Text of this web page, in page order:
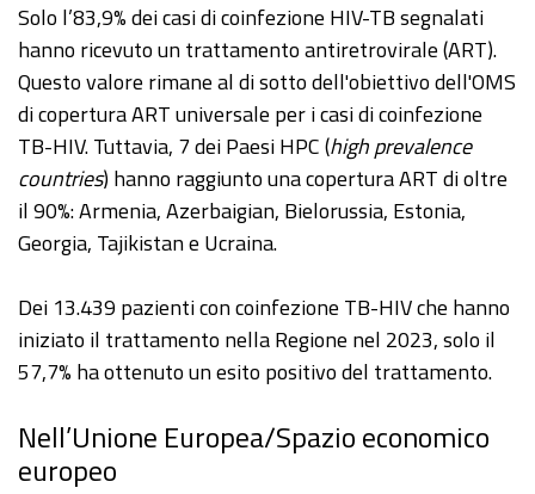
Solo l’83,9% dei casi di coinfezione HIV-TB segnalati
hanno ricevuto un trattamento antiretrovirale (ART).
Questo valore rimane al di sotto dell'obiettivo dell'OMS
di copertura ART universale per i casi di coinfezione
TB-HIV. Tuttavia, 7 dei Paesi HPC (high prevalence
countries) hanno raggiunto una copertura ART di oltre
il 90%: Armenia, Azerbaigian, Bielorussia, Estonia,
Georgia, Tajikistan e Ucraina.
Dei 13.439 pazienti con coinfezione TB-HIV che hanno
iniziato il trattamento nella Regione nel 2023, solo il
57,7% ha ottenuto un esito positivo del trattamento.
Nell’Unione Europea/Spazio economico
europeo